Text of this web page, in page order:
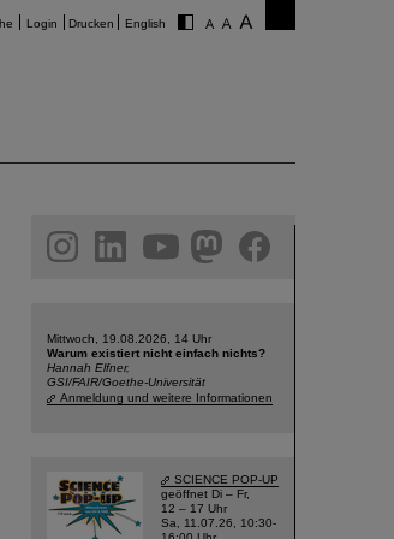
Login Drucken English
facebook
Mittwoch, 19.08.2026, 14 Uhr
Warum existiert nicht einfach nichts?
Hannah Elfner,
GSI/FAIR/Goethe-Universität
Anmeldung und weitere Informationen
SCIENCE POP-UP
geöffnet Di – Fr,
12 – 17 Uhr
Sa, 11.07.26, 10:30-